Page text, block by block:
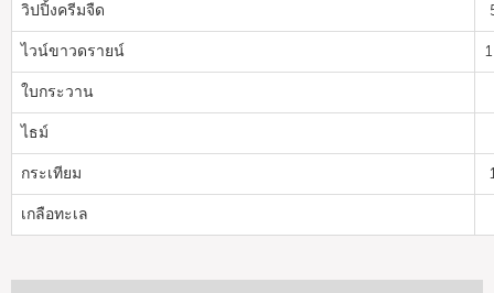
วิปปิ้งครีมจืด
ไวน์ขาวดรายน์
ใบกระวาน
ไธม์
กระเทียม
เกลือทะเล